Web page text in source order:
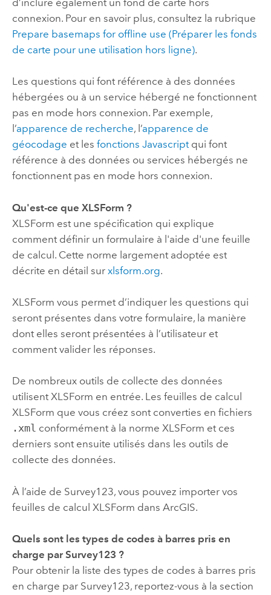
connexion. Pour en savoir plus, consultez la rubrique
Prepare basemaps for offline use (Préparer les fonds
de carte pour une utilisation hors ligne).
Les questions qui font référence à des données
hébergées ou à un service hébergé ne fonctionnent
pas en mode hors connexion. Par exemple,
l’apparence de recherche, l’apparence de
géocodage et les fonctions Javascriptqui font
référence à des données ou services hébergés ne
fonctionnent pas en mode hors connexion.
Qu'est-ce que XLSForm ?
XLSForm est une spécification qui explique
comment définir un formulaire à l'aide d'une feuille
de calcul. Cette norme largement adoptée est
décrite en détail sur xlsform.org.
XLSForm vous permet d’indiquer les questions qui
seront présentes dans votre formulaire, la manière
dont elles seront présentées à l’utilisateur et
comment valider les réponses.
De nombreux outils de collecte des données
utilisent XLSForm en entrée. Les feuilles de calcul
XLSForm que vous créez sont converties en fichiers
.xml conformément à la norme XLSForm et ces
derniers sont ensuite utilisés dans les outils de
collecte des données.
À l’aide de Survey123, vous pouvez importer vos
feuilles de calcul XLSForm dans ArcGIS.
Quels sont les types de codes à barres pris en
charge par Survey123 ?
Pour obtenir la liste des types de codes à barres pris
en charge par Survey123, reportez-vous à la section